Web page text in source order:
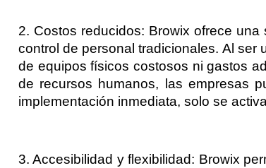
2. Costos reducidos: Browix ofrece
control de personal tradicionales. Al ser
de equipos físicos costosos ni gastos
de recursos humanos, las empresas
implementación inmediata, solo se
3. Accesibilidad y flexibilidad: Browix